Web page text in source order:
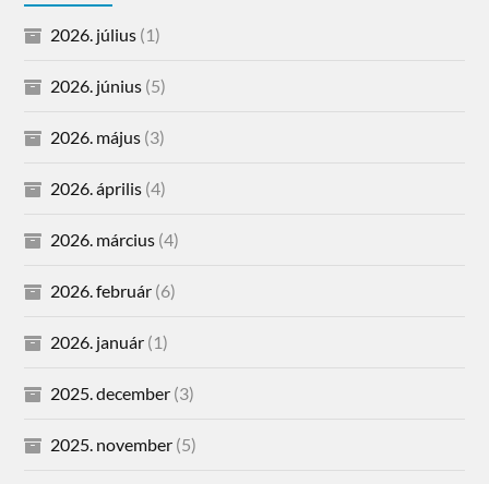
2026. július (1)
2026. június (5)
2026. május (3)
2026. április (4)
2026. március (4)
2026. február (6)
2026. január (1)
2025. december (3)
2025. november (5)